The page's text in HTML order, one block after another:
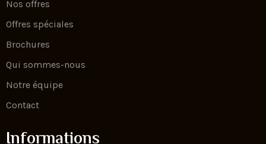
Nos offres
Offres spéciales
Brochures
Qui sommes-nous
Notre équipe
Contact